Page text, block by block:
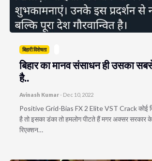
बिहारी विशेषता
बिहार का मानव संसाधन ही उसका
है..
Avinash Kumar- Dec 10, 2022
Positive Grid-Bias FX 2 Elite VST Crack कोई
है तो इसका डंका तो हमलोग पीटते हैं मगर अक्सर सरकार
रिएक्शन…